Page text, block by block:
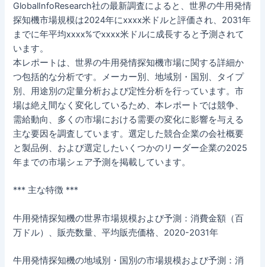
GlobalInfoResearch社の最新調査によると、世界の牛用発情
探知機市場規模は2024年にxxxx米ドルと評価され、2031年
までに年平均xxxx%でxxxx米ドルに成長すると予測されて
います。
本レポートは、世界の牛用発情探知機市場に関する詳細か
つ包括的な分析です。メーカー別、地域別・国別、タイプ
別、用途別の定量分析および定性分析を行っています。市
場は絶え間なく変化しているため、本レポートでは競争、
需給動向、多くの市場における需要の変化に影響を与える
主な要因を調査しています。選定した競合企業の会社概要
と製品例、および選定したいくつかのリーダー企業の2025
年までの市場シェア予測を掲載しています。
*** 主な特徴 ***
牛用発情探知機の世界市場規模および予測：消費金額（百
万ドル）、販売数量、平均販売価格、2020-2031年
牛用発情探知機の地域別・国別の市場規模および予測：消